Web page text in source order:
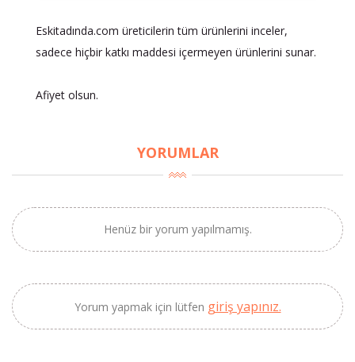
Eskitadında.com üreticilerin tüm ürünlerini inceler,
sadece hiçbir katkı maddesi içermeyen ürünlerini sunar.
Afiyet olsun.
YORUMLAR
Henüz bir yorum yapılmamış.
Yorum yapmak için lütfen giriş yapınız.
×